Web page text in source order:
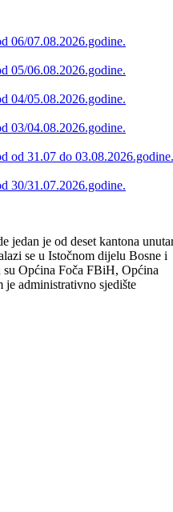
javnog reda i mira uputiti
06/07.08.2026.godine.
05/06.08.2026.godine.
04/05.08.2026.godine.
03/04.08.2026.godine.